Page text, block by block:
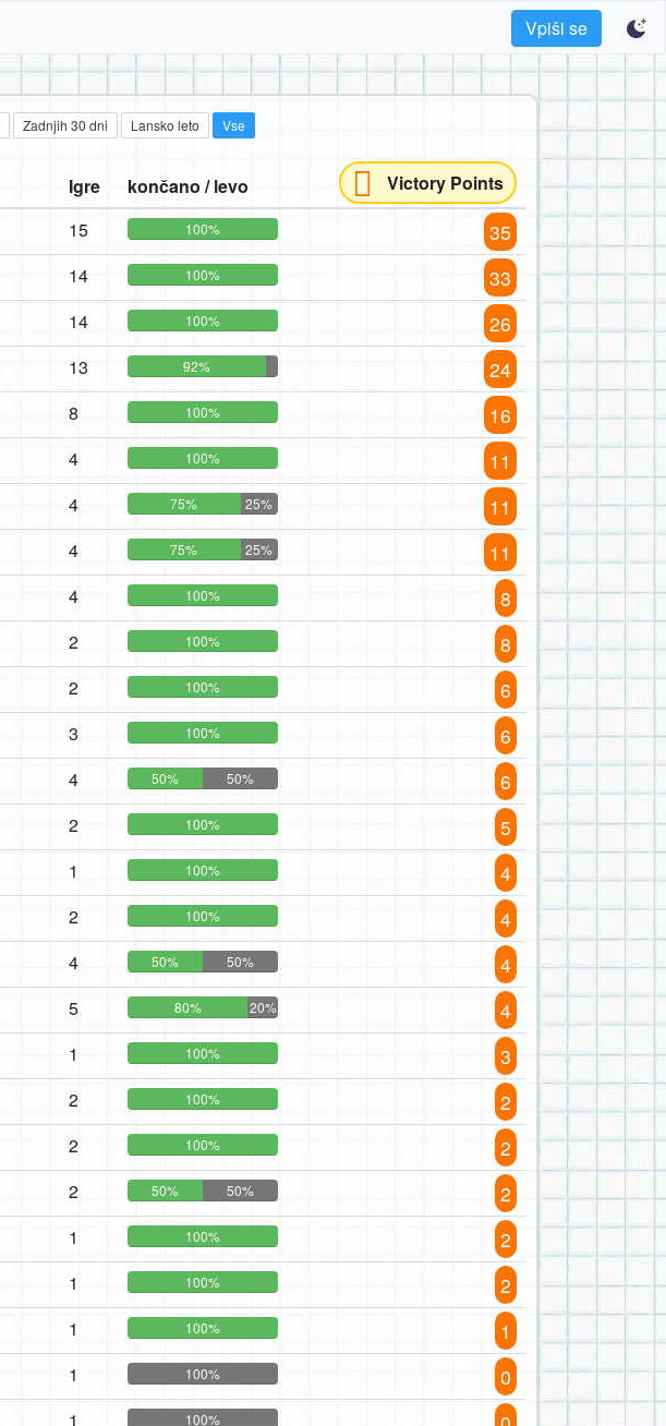
Vpiši se
Zadnjih 30 dni Lansko leto Vse
Igre končano / levo
Victory Points
15 100% 35
14 100% 33
14 100% 26
13 92% 24
8 100% 16
4 100% 11
4 75% 25% 11
4 75% 25% 11
4 100% 8
2 100% 8
2 100% 6
3 100% 6
4 50% 50% 6
2 100% 5
1 100% 4
2 100% 4
4 50% 50% 4
5 80% 20% 4
1 100% 3
2 100% 2
2 100% 2
2 50% 50% 2
1 100% 2
1 100% 2
1 100% 1
1 100% 0
1 100%